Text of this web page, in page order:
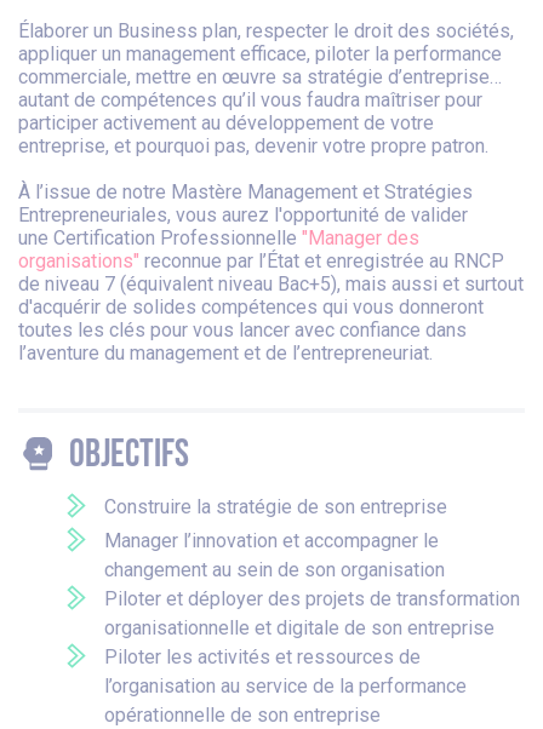
Élaborer un Business plan, respecter le droit des sociétés,
appliquer un management efficace, piloter la performance
commerciale, mettre en œuvre sa stratégie d’entreprise…
autant de compétences qu’il vous faudra maîtriser pour
participer activement au développement de votre
entreprise, et pourquoi pas, devenir votre propre patron.
À l’issue de notre Mastère Management et Stratégies
Entrepreneuriales, vous aurez l'opportunité de valider
une Certification Professionnelle "Manager des
organisations" reconnue par l’État et enregistrée au RNCP
de niveau 7 (équivalent niveau Bac+5), mais aussi et surtout
d'acquérir de solides compétences qui vous donneront
toutes les clés pour vous lancer avec confiance dans
l’aventure du management et de l’entrepreneuriat.
Objectifs
Construire la stratégie de son entreprise
Manager l’innovation et accompagner le
changement au sein de son organisation
Piloter et déployer des projets de transformation
organisationnelle et digitale de son entreprise
Piloter les activités et ressources de
l’organisation au service de la performance
opérationnelle de son entreprise